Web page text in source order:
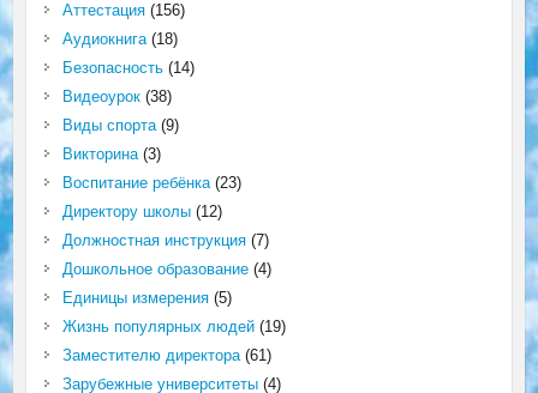
Аттестация(156)
Аудиокнига(18)
Безопасность(14)
Видеоурок(38)
Виды спорта(9)
Викторина(3)
Воспитание ребёнка(23)
Директору школы(12)
Должностная инструкция(7)
Дошкольное образование(4)
Единицы измерения(5)
Жизнь популярных людей(19)
Заместителю директора(61)
Зарубежные университеты(4)